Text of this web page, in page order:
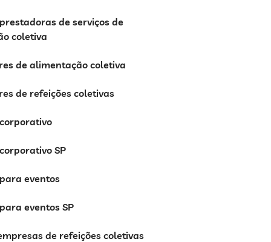
de serviços de
coletiva
de alimentação coletiva
de refeições coletivas
SP
eventos
eventos SP
de refeições coletivas